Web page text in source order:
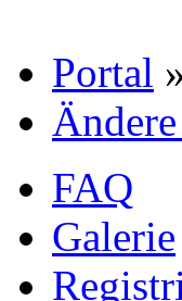
Portal
FAQ
Galerie